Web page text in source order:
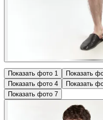
Показать фото 1 Показать
Показать фото 4 Показать
Показать фото 7